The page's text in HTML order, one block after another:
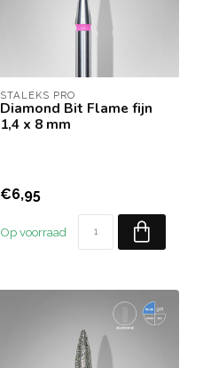
STALEKS PRO
Diamond Bit Flame fijn
1,4 x 8 mm
€6,95
Op voorraad